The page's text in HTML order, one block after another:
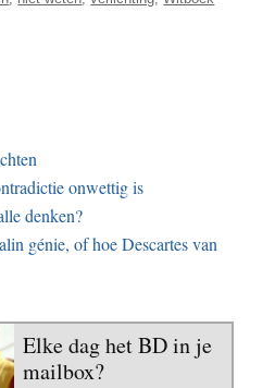
onwettig is
denken?
génie, of hoe Descartes van
Elke dag het BD in je
mailbox?